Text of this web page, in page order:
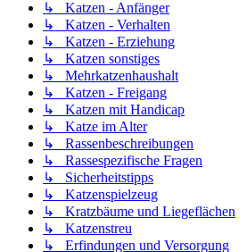
↳ Katzen - Anfänger
↳ Katzen - Verhalten
↳ Katzen - Erziehung
↳ Katzen sonstiges
↳ Mehrkatzenhaushalt
↳ Katzen - Freigang
↳ Katzen mit Handicap
↳ Katze im Alter
↳ Rassenbeschreibungen
↳ Rassespezifische Fragen
↳ Sicherheitstipps
↳ Katzenspielzeug
↳ Kratzbäume und Liegeflächen
↳ Katzenstreu
↳ Erfindungen und Versorgung